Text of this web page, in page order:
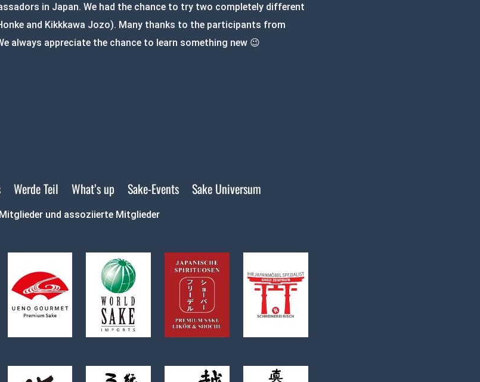
in Japan. We had the chance to try two completely different
and Kikkkawa Jozo). Many thanks to the participants from
always appreciate the chance to learn something new 😉
Werde Teil What’s up Sake-Events Sake Universum
Mitglieder und assoziierte Mitglieder